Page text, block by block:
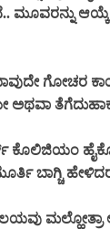
ಮೂವರನ್ನು
ಗೋಚರ
ಅಥವಾ
ಕೊಲಿಜಿಯಂ
ಬಾಗ್ಚಿ
ಮಲ್ಹೋತ್ರಾ